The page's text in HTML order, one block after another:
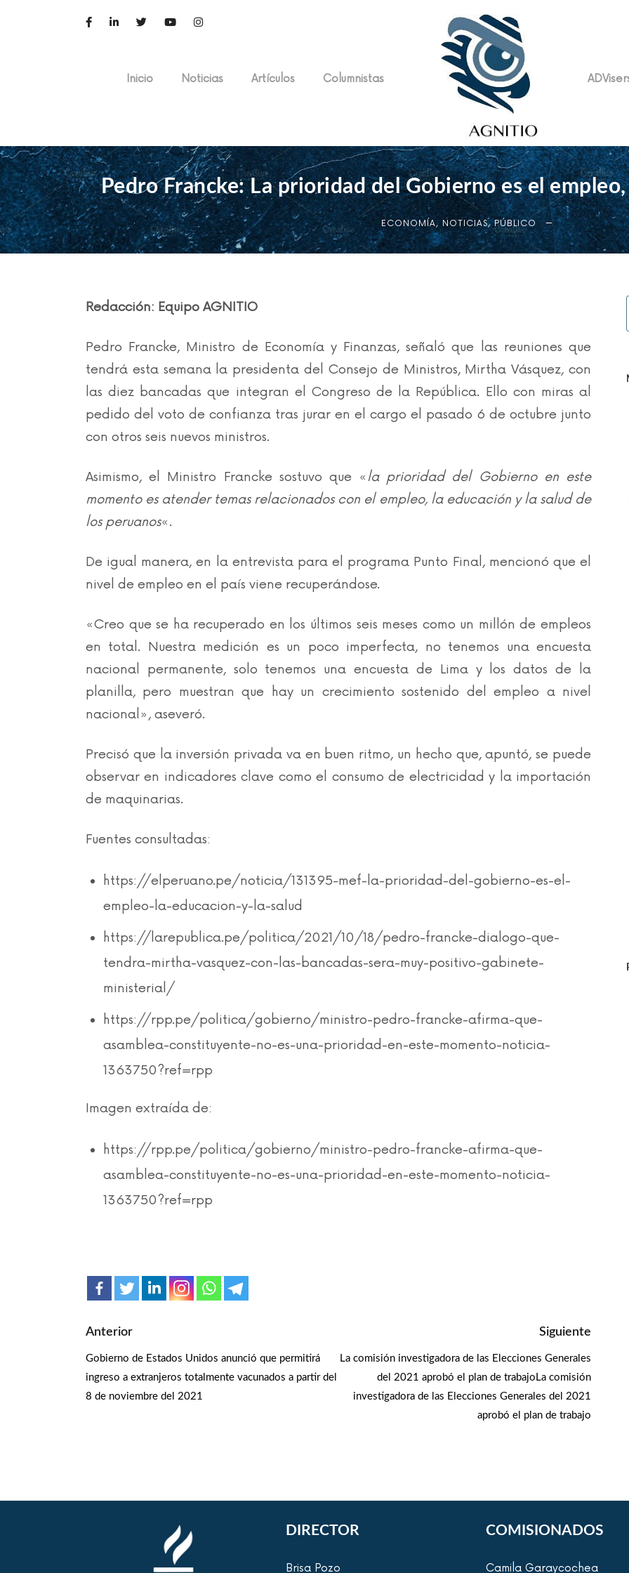
Inicio Noticias Artículos Columnistas
Pedro Francke: La prioridad del Gobierno es el
ECONOMÍA, NOTICIAS, PÚBLICO
Redacción: Equipo AGNITIO
Pedro Francke, Ministro de Economía y Finanzas, señaló que las reuniones que
tendrá esta semana la presidenta del Consejo de Ministros, Mirtha Vásquez, con
las diez bancadas que integran el Congreso de la República. Ello con miras al
pedido del voto de confianza tras jurar en el cargo el pasado 6 de octubre junto
con otros seis nuevos ministros.
Asimismo, el Ministro Francke sostuvo que «la prioridad del Gobierno en este
momento es atender temas relacionados con el empleo, la educación y la salud de
los peruanos«.
De igual manera, en la entrevista para el programa Punto Final, mencionó que el
nivel de empleo en el país viene recuperándose.
«Creo que se ha recuperado en los últimos seis meses como un millón de empleos
en total. Nuestra medición es un poco imperfecta, no tenemos una encuesta
nacional permanente, solo tenemos una encuesta de Lima y los datos de la
planilla, pero muestran que hay un crecimiento sostenido del empleo a nivel
nacional», aseveró.
Precisó que la inversión privada va en buen ritmo, un hecho que, apuntó, se puede
observar en indicadores clave como el consumo de electricidad y la importación
de maquinarias.
Fuentes consultadas:
https://elperuano.pe/noticia/131395-mef-la-prioridad-del-gobierno-es-el-
empleo-la-educacion-y-la-salud
https://larepublica.pe/politica/2021/10/18/pedro-francke-dialogo-que-
tendra-mirtha-vasquez-con-las-bancadas-sera-muy-positivo-gabinete-
ministerial/
https://rpp.pe/politica/gobierno/ministro-pedro-francke-afirma-que-
asamblea-constituyente-no-es-una-prioridad-en-este-momento-noticia-
1363750?ref=rpp
Imagen extraída de:
https://rpp.pe/politica/gobierno/ministro-pedro-francke-afirma-que-
asamblea-constituyente-no-es-una-prioridad-en-este-momento-noticia-
1363750?ref=rpp
Anterior
Gobierno de Estados Unidos anunció que permitirá
ingreso a extranjeros totalmente vacunados a partir del
8 de noviembre del 2021
Siguiente
La comisión investigadora de las Elecciones Generales
del 2021 aprobó el plan de trabajoLa comisión
investigadora de las Elecciones Generales del 2021
aprobó el plan de trabajo
DIRECTOR
Brisa Pozo
COMISIONADOS
Camila Garaycochea